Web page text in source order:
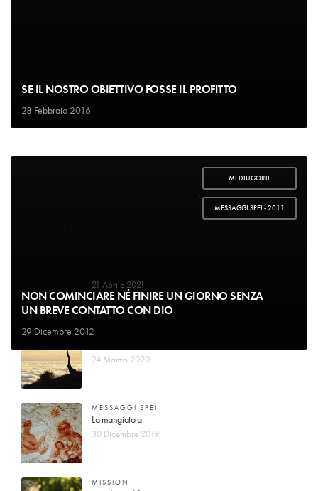
SE IL NOSTRO OBIETTIVO FOSSE IL PROFITTO
28 Febbraio 2016
MEDJUGORJE
MESSAGGI SPEI - 2011
NON COMINCIARE NÉ FINIRE UN GIORNO SENZA
UN BREVE CONTATTO CON DIO
29 Dicembre 2012
21 Aprile 2021
SOCIETA'
24 Marzo 2020
MESSAGGI SPEI
La mangiatoia
30 Dicembre 2019
MISSION